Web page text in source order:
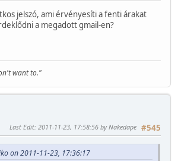
jelszó, ami érvényesíti a fenti árakat
a megadott gmail-en?
want to."
#545
Last Edit: 2011-11-23, 17:58:56 by Nakedape
on 2011-11-23, 17:36:17